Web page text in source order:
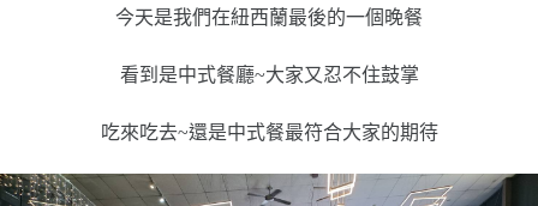
今天是我們在紐西蘭最後的一個晚餐
看到是中式餐廳~大家又忍不住鼓掌
吃來吃去~還是中式餐最符合大家的期待